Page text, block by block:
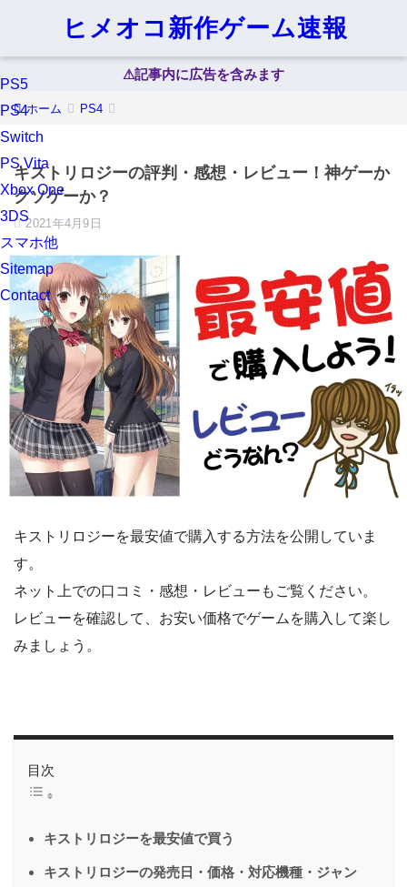
ヒメオコ新作ゲーム速報
PS5
PS4
Switch
PS Vita
Xbox One
3DS
スマホ他
Sitemap
Contact
⚠︎記事内に広告を含みます
ホーム PS4
キストリロジーの評判・感想・レビュー！神ゲーか
クソゲーか？
2021年4月9日
キストリロジーを最安値で購入する方法を公開していま
す。
ネット上での口コミ・感想・レビューもご覧ください。
レビューを確認して、お安い価格でゲームを購入して楽し
みましょう。
目次
キストリロジーを最安値で買う
キストリロジーの発売日・価格・対応機種・ジャン